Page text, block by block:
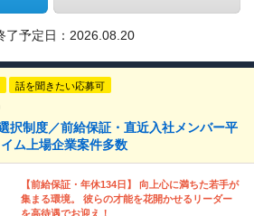
了予定日： 2026.08.20
話を聞きたい応募可
択制度／前給保証・直近入社メンバー平
ム上場企業案件多数
【前給保証・年休134日】 向上心に満ちた若手が
集まる環境。 彼らの才能を花開かせるリーダー
を高待遇でお迎え！